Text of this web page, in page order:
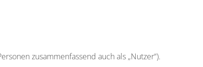
zusammenfassend auch als „Nutzer“).